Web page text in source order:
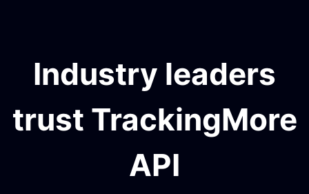
Industry leaders
trust TrackingMore
API